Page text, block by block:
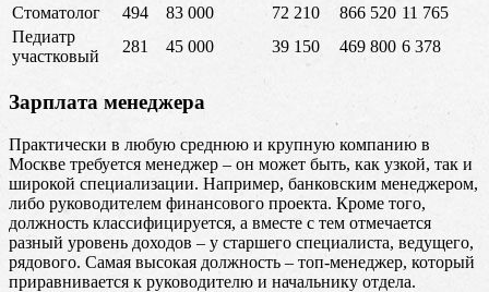
Стоматолог
494 83 000 72 210 866 520 11 765
Педиатр
участковый
281 45 000 39 150 469 800 6 378
Зарплата менеджера
Практически в любую среднюю и крупную компанию в
Москве требуется менеджер – он может быть, как узкой, так и
широкой специализации. Например, банковским менеджером,
либо руководителем финансового проекта. Кроме того,
должность классифицируется, а вместе с тем отмечается
разный уровень доходов – у старшего специалиста, ведущего,
рядового. Самая высокая должность – топ-менеджер, который
приравнивается к руководителю и начальнику отдела.